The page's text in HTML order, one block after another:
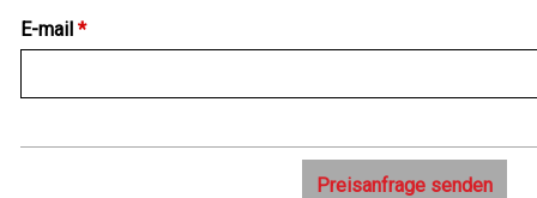
E-mail *